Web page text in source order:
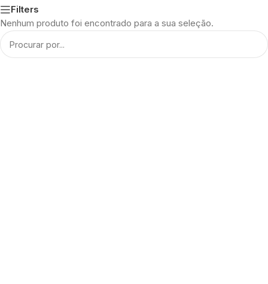
Filters
Nenhum produto foi encontrado para a sua seleção.